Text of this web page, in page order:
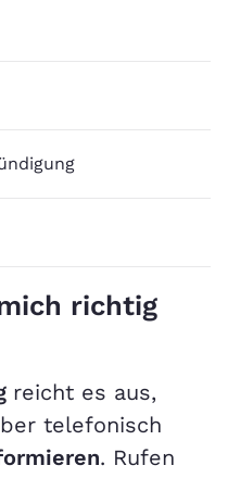
richtig
reicht es aus,
telefonisch
. Rufen